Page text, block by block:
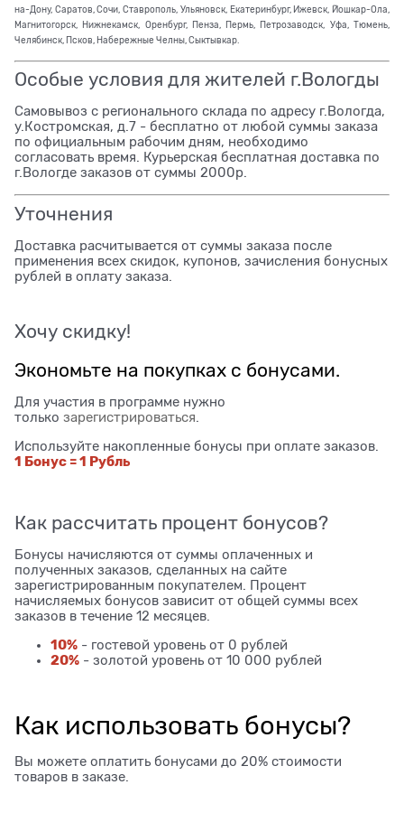
на-Дону, Саратов, Сочи, Ставрополь, Ульяновск, Екатеринбург, Ижевск, Йошкар-Ола,
Магнитогорск, Нижнекамск, Оренбург, Пенза, Пермь, Петрозаводск, Уфа, Тюмень,
Челябинск, Псков, Набережные Челны, Сыктывкар.
Особые условия для жителей г.Вологды
Самовывоз с регионального склада по адресу г.Вологда,
у.Костромская, д.7 - бесплатно от любой суммы заказа
по официальным рабочим дням, необходимо
согласовать время. Курьерская бесплатная доставка по
г.Вологде заказов от суммы 2000р.
Уточнения
Доставка расчитывается от суммы заказа после
применения всех скидок, купонов, зачисления бонусных
рублей в оплату заказа.
Хочу скидку!
Экономьте на покупках с бонусами.
Для участия в программе нужно
только зарегистрироваться
Используйте накопленные бонусы при оплате заказов.
1 Бонус = 1 Рубль
Как рассчитать процент бонусов?
Бонусы начисляются от суммы оплаченных и
полученных заказов, сделанных на сайте
зарегистрированным покупателем. Процент
начисляемых бонусов зависит от общей суммы всех
заказов в течение 12 месяцев.
10% - гостевой уровень от 0 рублей
20% - золотой уровень от 10 000 рублей
Как использовать бонусы?
Вы можете оплатить бонусами до 20% стоимости
товаров в заказе.